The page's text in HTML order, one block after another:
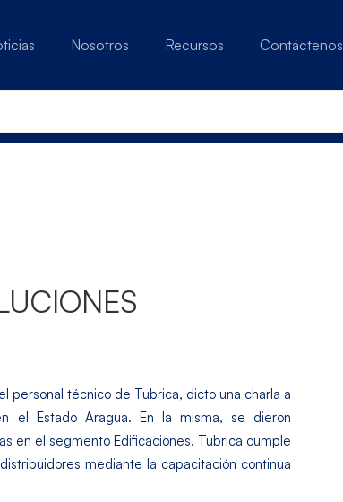
Nosotros Recursos Contáctenos
personal técnico de Tubrica, dicto una charla a
el Estado Aragua. En la misma, se dieron
en el segmento Edificaciones. Tubrica cumple
mediante la capacitación continua